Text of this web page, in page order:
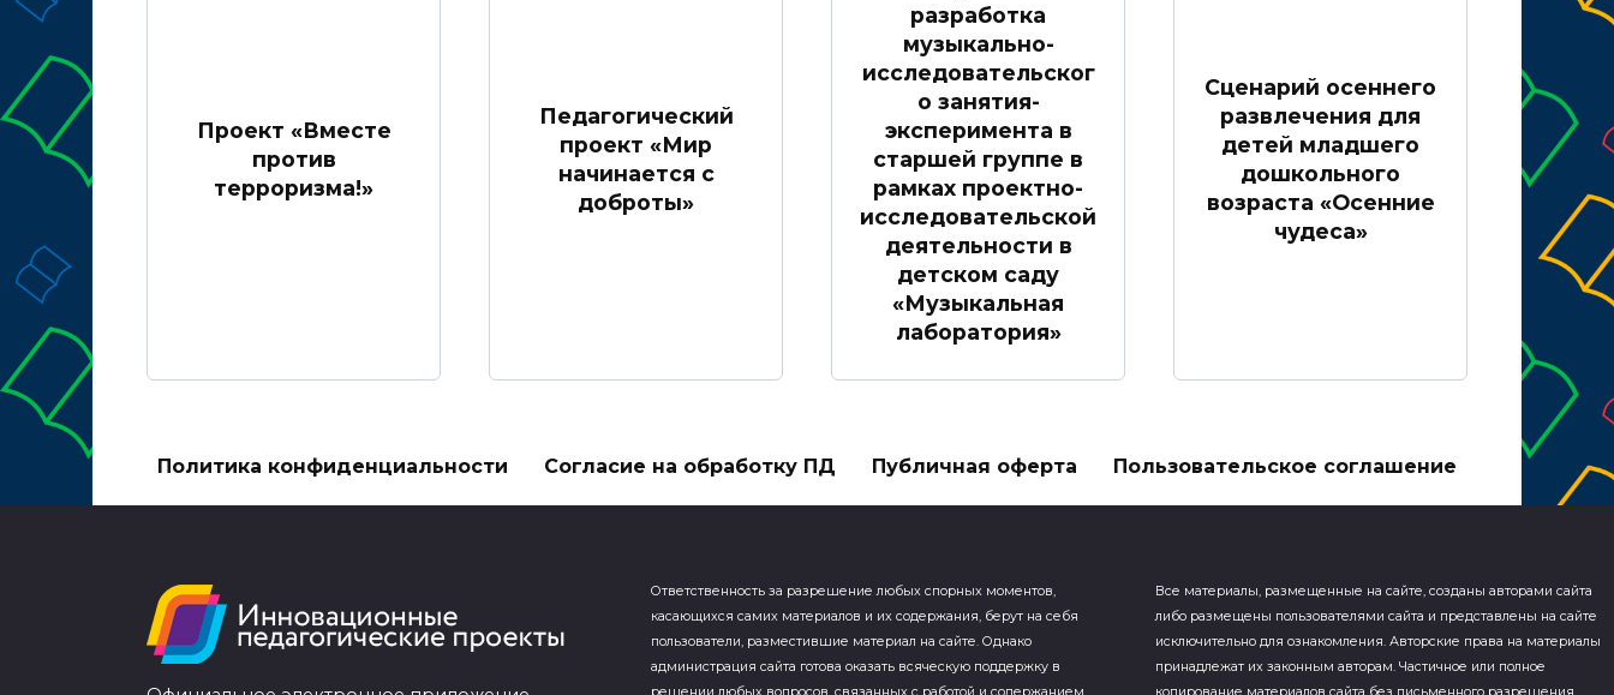
Проект «Вместе
против
терроризма!»
Педагогический
проект «Мир
начинается с
доброты»
разработка
музыкально-
исследовательског
о занятия-
эксперимента в
старшей группе в
рамках проектно-
исследовательской
деятельности в
детском саду
«Музыкальная
лаборатория»
Сценарий осеннего
развлечения для
детей младшего
дошкольного
возраста «Осенние
чудеса»
Политика конфиденциальности Согласие на обработку ПД Публичная оферта Пользовательское соглашение
Ответственность за разрешение любых спорных моментов,
касающихся самих материалов и их содержания, берут на себя
пользователи, разместившие материал на сайте. Однако
администрация сайта готова оказать всяческую поддержку в
Все материалы, размещенные на сайте, созданы авторами сайта
либо размещены пользователями сайта и представлены на сайте
исключительно для ознакомления. Авторские права на материалы
принадлежат их законным авторам. Частичное или полное